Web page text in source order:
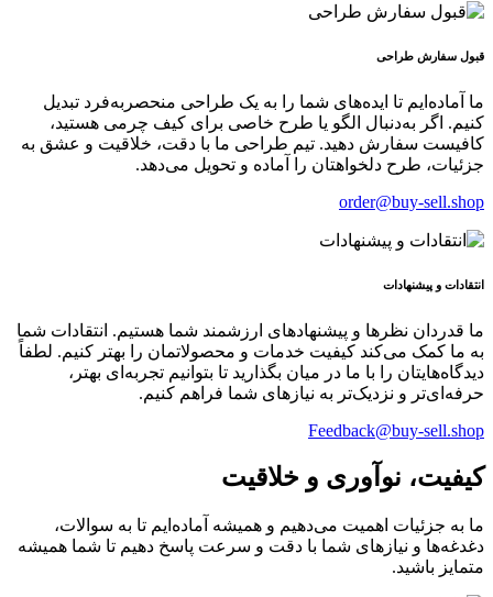
قبول سفارش طراحی
ما آماده‌ایم تا ایده‌های شما را به یک طراحی منحصر‌به‌فرد تبدیل
کنیم. اگر به‌دنبال الگو یا طرح خاصی برای کیف چرمی هستید،
کافیست سفارش دهید. تیم طراحی ما با دقت، خلاقیت و عشق به
جزئیات، طرح دلخواهتان را آماده و تحویل می‌دهد.
order@buy-sell.shop
انتقادات و پیشنهادات
ما قدردان نظرها و پیشنهادهای ارزشمند شما هستیم. انتقادات شما
به ما کمک می‌کند کیفیت خدمات و محصولاتمان را بهتر کنیم. لطفاً
دیدگاه‌هایتان را با ما در میان بگذارید تا بتوانیم تجربه‌ای بهتر،
حرفه‌ای‌تر و نزدیک‌تر به نیازهای شما فراهم کنیم.
Feedback@buy-sell.shop
کیفیت، نوآوری و خلاقیت
ما به جزئیات اهمیت می‌دهیم و همیشه آماده‌ایم تا به سوالات،
دغدغه‌ها و نیازهای شما با دقت و سرعت پاسخ دهیم تا شما همیشه
متمایز باشید.